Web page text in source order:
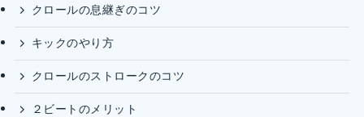
クロールの息継ぎのコツ
キックのやり方
クロールのストロークのコツ
２ビートのメリット